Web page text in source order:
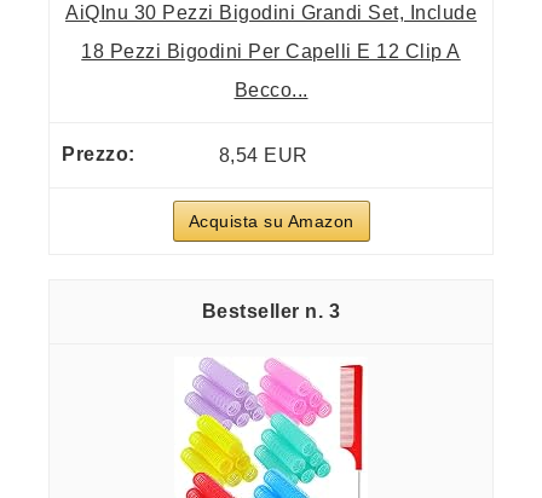
AiQInu 30 Pezzi Bigodini Grandi Set, Include
18 Pezzi Bigodini Per Capelli E 12 Clip A
Becco...
8,54 EUR
Acquista su Amazon
3